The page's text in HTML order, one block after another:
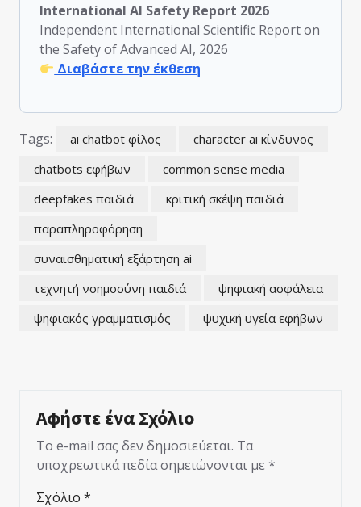
International AI Safety Report 2026
Independent International Scientific Report on
the Safety of Advanced AI, 2026
Διαβάστε την έκθεση
Tags: ai chatbot φίλος
character ai κίνδυνος
chatbots εφήβων
common sense media
deepfakes παιδιά
κριτική σκέψη παιδιά
παραπληροφόρηση
συναισθηματική εξάρτηση ai
τεχνητή νοημοσύνη παιδιά
ψηφιακή ασφάλεια
ψηφιακός γραμματισμός
ψυχική υγεία εφήβων
Αφήστε ένα Σχόλιο
Το e-mail σας δεν δημοσιεύεται. Τα
υποχρεωτικά πεδία σημειώνονται με *
Σχόλιο *